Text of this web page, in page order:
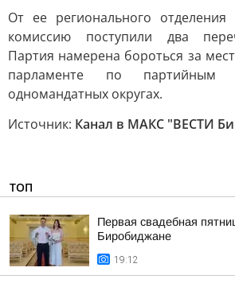
От ее регионального отделения
комиссию поступили два
Партия намерена бороться за
парламенте по
одномандатных округах.
Источник: Канал в МАКС "ВЕСТИ
ТОП
Первая свадебная
Биробиджане
19:12